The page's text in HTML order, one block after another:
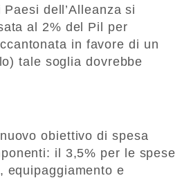
dell’Alleanza si
al 2% del Pil per
in favore di un
tale soglia dovrebbe
obiettivo di spesa
il 3,5% per le spese
e